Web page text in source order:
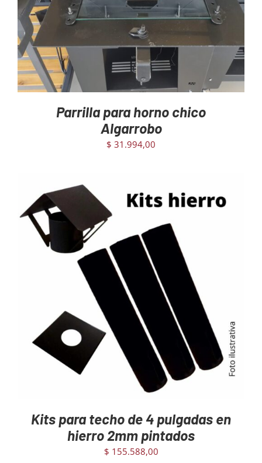
Parrilla para horno chico
Algarrobo
$ 31.994,00
AGREGAR AL CARRITO DETAILS
Kits para techo de 4 pulgadas en
hierro 2mm pintados
$ 155.588,00